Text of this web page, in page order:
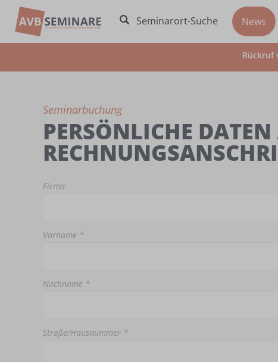
Seminarort-Suche News
Rückruf
Seminarbuchung
PERSÖNLICHE
Firma
Vorname *
Nachname *
Straße/Hausnummer *